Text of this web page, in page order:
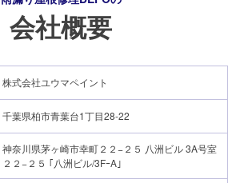
会社概要
株式会社ユウマペイント
千葉県柏市青葉台1丁目28-22
神奈川県茅ヶ崎市幸町２２−２５ 八洲ビル 3A号室
２２−２５ ｢八洲ビル/3FｰA｣